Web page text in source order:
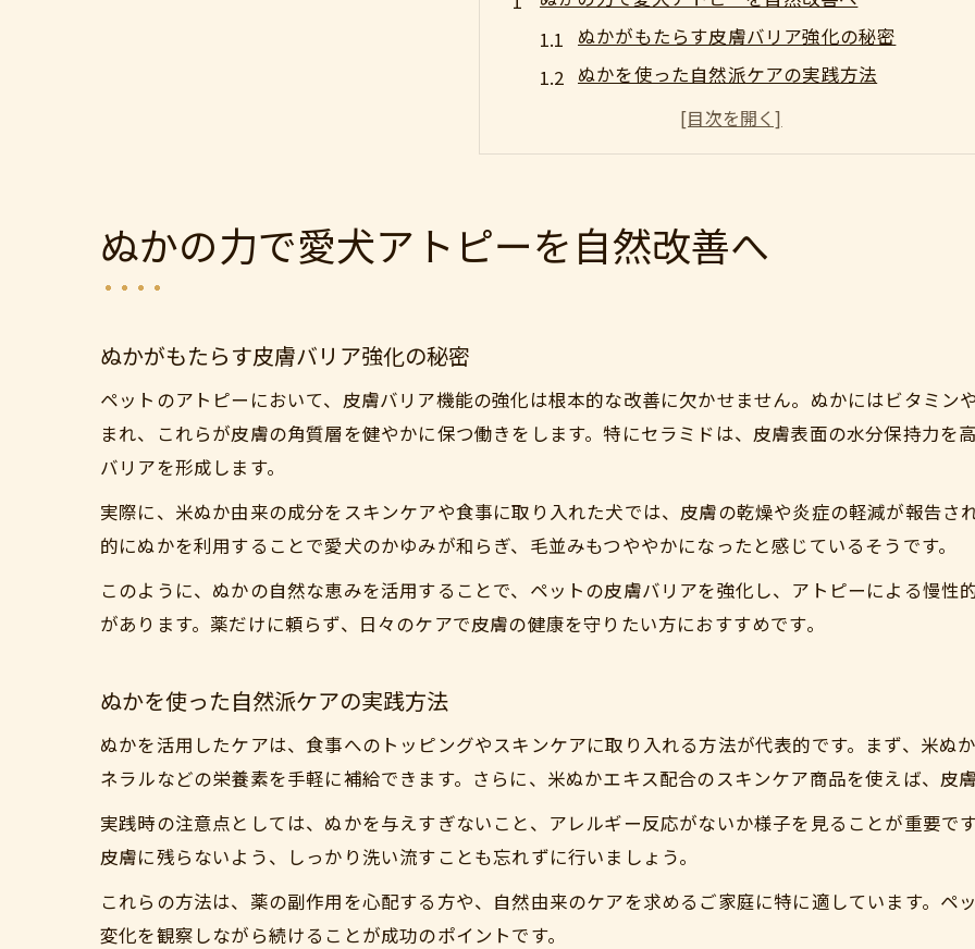
ぬかがもたらす皮膚バリア強化の秘密
ぬかを使った自然派ケアの実践方法
愛犬アトピー改善に役立つぬかの選び方
ぬかを活用した優しいスキンケア習慣
ペットの皮膚バリアを支えるぬか活用術
皮膚バリア維持に役立つぬかの活かし方
季節ごとに変えるぬかケアのポイント
肌トラブルに強い米ぬか成分の働き方
愛犬の敏感肌に優しい米ぬかの選び方
毎日のぬかケアがもたらす長期的効果
ぬか習慣で改善した実例と飼い主の声
他の自然療法とぬかの相乗効果を解説
健康管理に役立つ食事とぬかの関係性
ぬかの力で愛犬アトピーを自然改善へ
ぬかがもたらす皮膚バリア強化の秘密
ペットのアトピーにおいて、皮膚バリア機能の強化は根本的な改善に欠かせません。ぬかにはビタミン
まれ、これらが皮膚の角質層を健やかに保つ働きをします。特にセラミドは、皮膚表面の水分保持力を
バリアを形成します。
実際に、米ぬか由来の成分をスキンケアや食事に取り入れた犬では、皮膚の乾燥や炎症の軽減が報告さ
的にぬかを利用することで愛犬のかゆみが和らぎ、毛並みもつややかになったと感じているそうです。
このように、ぬかの自然な恵みを活用することで、ペットの皮膚バリアを強化し、アトピーによる慢
があります。薬だけに頼らず、日々のケアで皮膚の健康を守りたい方におすすめです。
ぬかを使った自然派ケアの実践方法
ぬかを活用したケアは、食事へのトッピングやスキンケアに取り入れる方法が代表的です。まず、米ぬ
ネラルなどの栄養素を手軽に補給できます。さらに、米ぬかエキス配合のスキンケア商品を使えば、皮
実践時の注意点としては、ぬかを与えすぎないこと、アレルギー反応がないか様子を見ることが重要で
皮膚に残らないよう、しっかり洗い流すことも忘れずに行いましょう。
これらの方法は、薬の副作用を心配する方や、自然由来のケアを求めるご家庭に特に適しています。ペ
変化を観察しながら続けることが成功のポイントです。